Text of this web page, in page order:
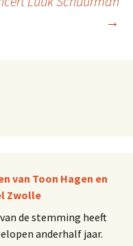
→
van Toon Hagen en
Zwolle
de stemming heeft
anderhalf jaar.